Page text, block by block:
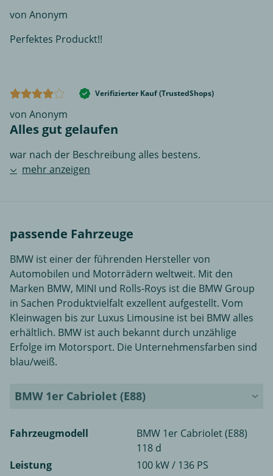
von Anonym
Perfektes Produckt!!
Verifizierter Kauf (TrustedShops)
von Anonym
Alles gut gelaufen
war nach der Beschreibung alles bestens.
mehr anzeigen
passende Fahrzeuge
BMW ist einer der führenden Hersteller von
Automobilen und Motorrädern weltweit. Mit den
Marken BMW, MINI und Rolls-Roys ist die BMW Group
in Sachen Produktvielfalt exzellent aufgestellt. Vom
Kleinwagen bis zur Luxus Limousine ist bei BMW alles
erhältlich. BMW ist auch bekannt durch unzählige
Erfolge im Motorsport. Die Unternehmensfarben sind
blau/weiß.
BMW 1er Cabriolet (E88)
Fahrzeugmodell
BMW 1er Cabriolet (E88)
118 d
Leistung
100 kW / 136 PS